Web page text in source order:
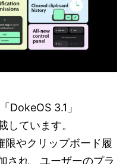
3.1」
しています。
やクリップボード履
され、ユーザーのプラ